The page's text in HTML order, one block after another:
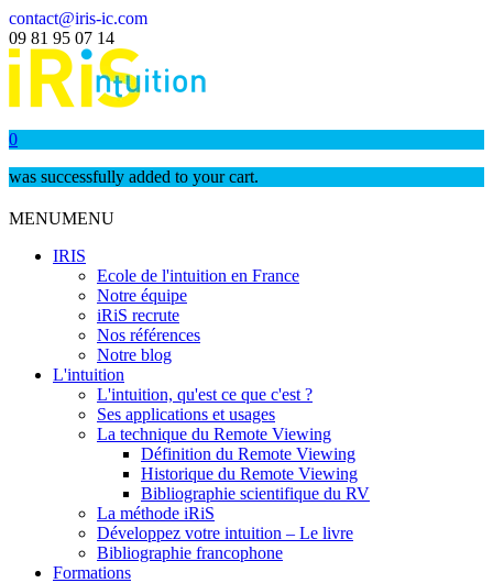
contact@iris-ic.com
09 81 95 07 14
0
was successfully added to your cart.
MENUMENU
IRIS
Ecole de l'intuition en France
Notre équipe
iRiS recrute
Nos références
Notre blog
L'intuition
L'intuition, qu'est ce que c'est ?
Ses applications et usages
La technique du Remote Viewing
Définition du Remote Viewing
Historique du Remote Viewing
Bibliographie scientifique du RV
La méthode iRiS
Développez votre intuition – Le livre
Bibliographie francophone
Formations